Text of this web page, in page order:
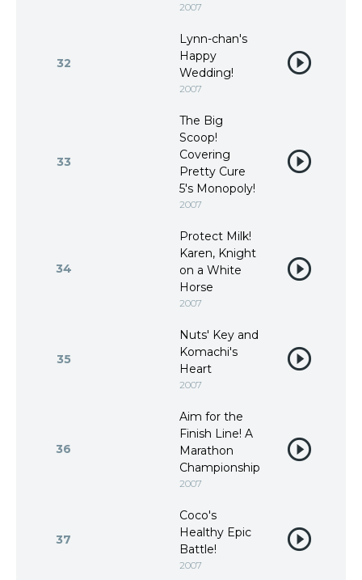
2007
32
Lynn-chan's
Happy
Wedding!
2007
33
The Big
Scoop!
Covering
Pretty Cure
5's Monopoly!
2007
34
Protect Milk!
Karen, Knight
on a White
Horse
2007
35
Nuts' Key and
Komachi's
Heart
2007
36
Aim for the
Finish Line! A
Marathon
Championship
2007
37
Coco's
Healthy Epic
Battle!
2007